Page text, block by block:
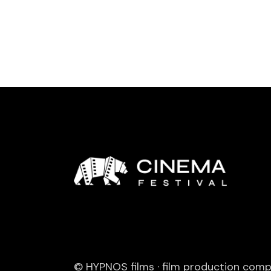
© HYPNOS films · film production